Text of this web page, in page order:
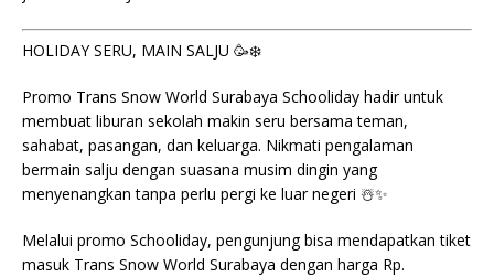
HOLIDAY SERU, MAIN SALJU 🥳❄️
Promo Trans Snow World Surabaya Schooliday hadir untuk
membuat liburan sekolah makin seru bersama teman,
sahabat, pasangan, dan keluarga. Nikmati pengalaman
bermain salju dengan suasana musim dingin yang
menyenangkan tanpa perlu pergi ke luar negeri ☃️✨
Melalui promo Schooliday, pengunjung bisa mendapatkan tiket
masuk Trans Snow World Surabaya dengan harga Rp.